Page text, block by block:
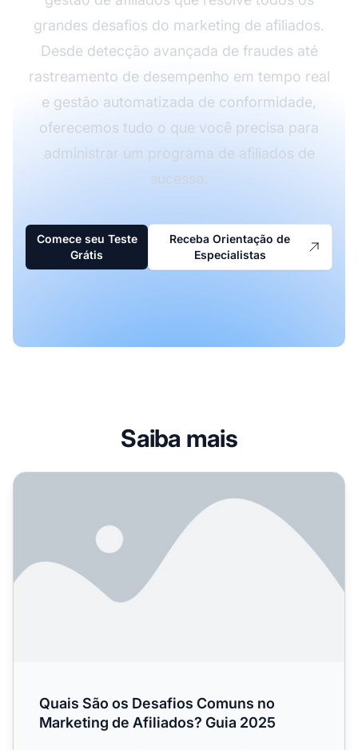
grandes desafios do marketing de afiliados.
Desde detecção avançada de fraudes até
rastreamento de desempenho em tempo real
e gestão automatizada de conformidade,
oferecemos tudo o que você precisa para
administrar um programa de afiliados de
sucesso.
Comece seu Teste
Grátis
Receba Orientação de
Especialistas
Saiba mais
Quais São os Desafios Comuns no Marketing de
Quais São os Desafios Comuns no
Marketing de Afiliados? Guia 2025